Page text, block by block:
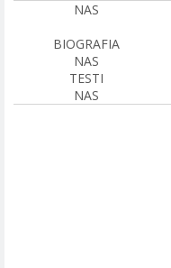
NAS
BIOGRAFIA
NAS
TESTI
NAS